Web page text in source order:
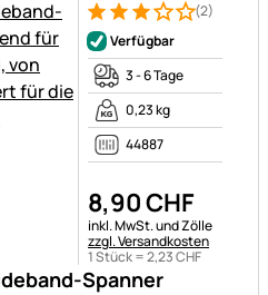
Spanner
Bewertung: 3 von 5 (2
2 Bewertungen
(2)
Verfügbar
3 - 6 Tage
0,23 kg
44887
8,90CHF
Steuerhinweis:
inkl. MwSt. und Zölle
zzgl. Versandkosten
1 Stück =2,23CHF